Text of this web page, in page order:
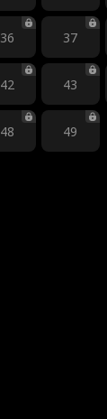
36 37
42 43
48 49